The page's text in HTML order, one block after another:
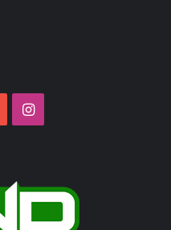
Instagram